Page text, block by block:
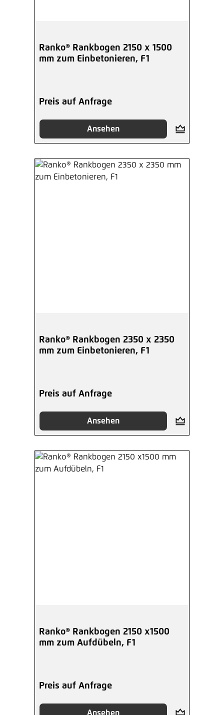
Ranko® Rankbogen 2150 x 1500
mm zum Einbetonieren, F1
Preis auf Anfrage
Ansehen
Ranko® Rankbogen 2350 x 2350
mm zum Einbetonieren, F1
Preis auf Anfrage
Ansehen
Ranko® Rankbogen 2150 x1500
mm zum Aufdübeln, F1
Preis auf Anfrage
Ansehen